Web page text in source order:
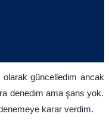
olarak güncelledim ancak
denedim ama şans yok.
karar verdim.